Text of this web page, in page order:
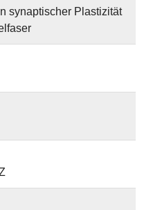
synaptischer Plastizität